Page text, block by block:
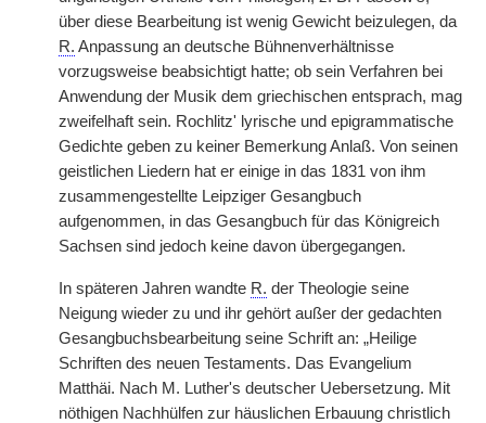
über diese Bearbeitung ist wenig Gewicht beizulegen, da
R. Anpassung an deutsche Bühnenverhältnisse
vorzugsweise beabsichtigt hatte; ob sein Verfahren bei
Anwendung der Musik dem griechischen entsprach, mag
zweifelhaft sein. Rochlitz' lyrische und epigrammatische
Gedichte geben zu keiner Bemerkung Anlaß. Von seinen
geistlichen Liedern hat er einige in das 1831 von ihm
zusammengestellte Leipziger Gesangbuch
aufgenommen, in das Gesangbuch für das Königreich
Sachsen sind jedoch keine davon übergegangen.
In späteren Jahren wandte R. der Theologie seine
Neigung wieder zu und ihr gehört außer der gedachten
Gesangbuchsbearbeitung seine Schrift an: „Heilige
Schriften des neuen Testaments. Das Evangelium
Matthäi. Nach M. Luther's deutscher Uebersetzung. Mit
nöthigen Nachhülfen zur häuslichen Erbauung christlich